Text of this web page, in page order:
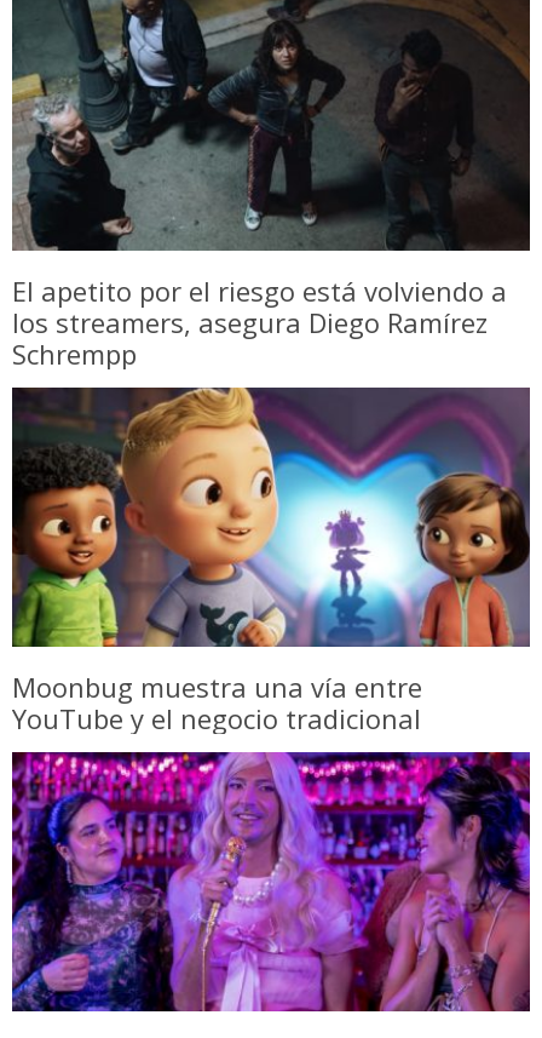
El apetito por el riesgo está volviendo a
los streamers, asegura Diego Ramírez
Schrempp
Moonbug muestra una vía entre
YouTube y el negocio tradicional